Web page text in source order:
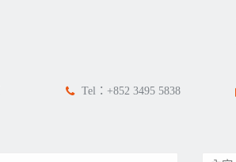
Tel： +852 3495 5838